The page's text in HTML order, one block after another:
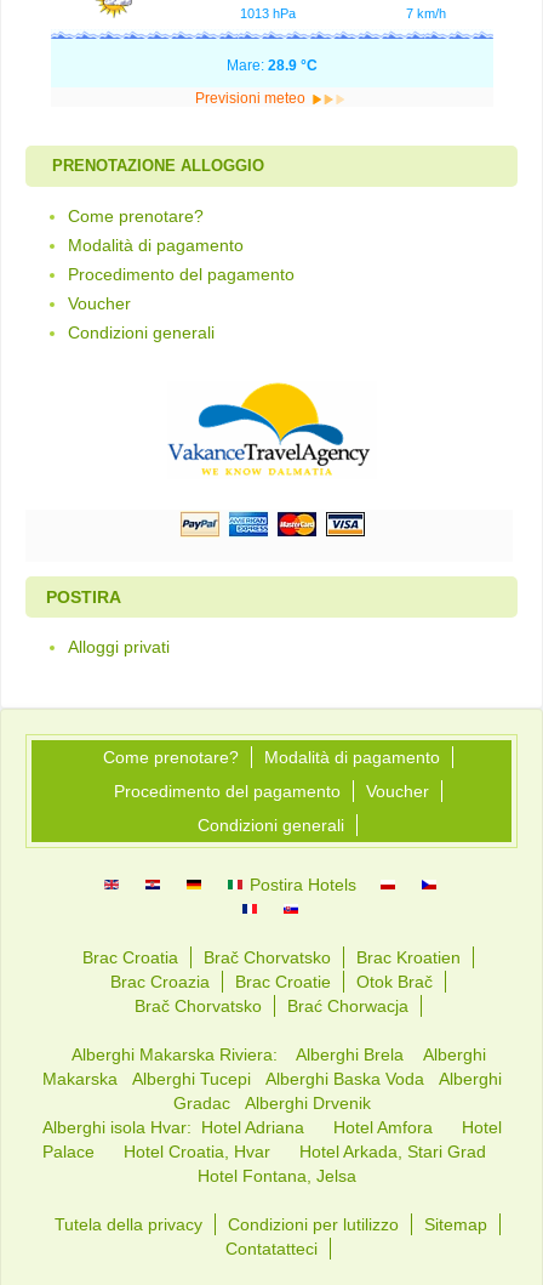
1013 hPa 7 km/h
Mare:28.9 °C
Previsioni meteo
PRENOTAZIONE ALLOGGIO
Come prenotare?
Modalità di pagamento
Procedimento del pagamento
Voucher
Condizioni generali
POSTIRA
Alloggi privati
Come prenotare?
Modalità di pagamento
Procedimento del pagamento
Voucher
Condizioni generali
Postira Hotels
Brac Croatia Brač Chorvatsko
Brac Kroatien
Brac Croazia
Brac Croatie
Otok Brač
Brač Chorvatsko
Brać Chorwacja
Alberghi Makarska Riviera: Alberghi Brela
Alberghi
Makarska
Alberghi Tucepi Alberghi Baska Voda
Alberghi
Gradac
Alberghi Drvenik
Alberghi isola Hvar:
Hotel Adriana Hotel Amfora
Hotel
Palace
Hotel Croatia, Hvar
Hotel Arkada, Stari Grad
Hotel Fontana, Jelsa
Tutela della privacy Condizioni per lutilizzo
Sitemap
Contatatteci